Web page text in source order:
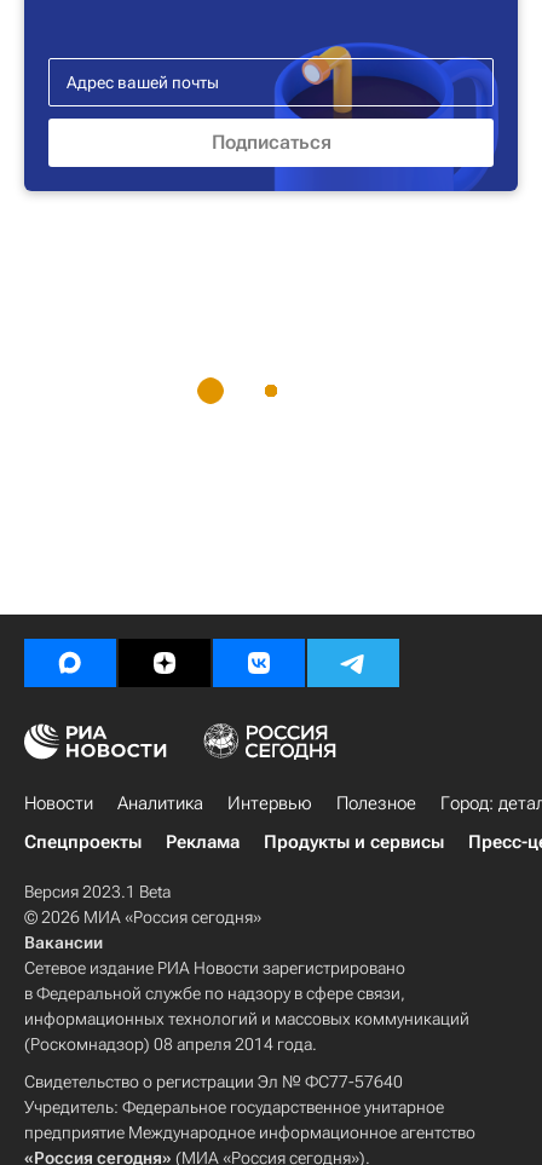
Новости Аналитика Интервью Полезное
Город:
Спецпроекты
Реклама Продукты и сервисы Пресс-
Версия 2023.1 Beta
© 2026 МИА «Россия сегодня»
Вакансии
Сетевое издание РИА Новости зарегистрировано
в Федеральной службе по надзору в сфере связи,
информационных технологий и массовых коммуникаций
(Роскомнадзор) 08 апреля 2014 года.
Свидетельство о регистрации Эл № ФС77-57640
Учредитель: Федеральное государственное унитарное
предприятие Международное информационное агентство
«Россия сегодня» (МИА «Россия сегодня»).